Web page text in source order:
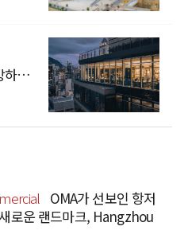
경마장과 산세를 조망하는 CCD Hong Kong Creative Center
OMA가 선보인 항저
로운 랜드마크, Hangzhou